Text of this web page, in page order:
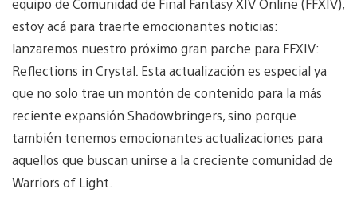
estoy acá para traerte emocionantes noticias:
lanzaremos nuestro próximo gran parche para FFXIV:
Reflections in Crystal Esta actualización es especial ya
que no solo trae un montón de contenido para la más
reciente expansión Shadowbringers, sino porque
también tenemos emocionantes actualizaciones para
aquellos que buscan unirse a la creciente comunidad de
Warriors of Light.